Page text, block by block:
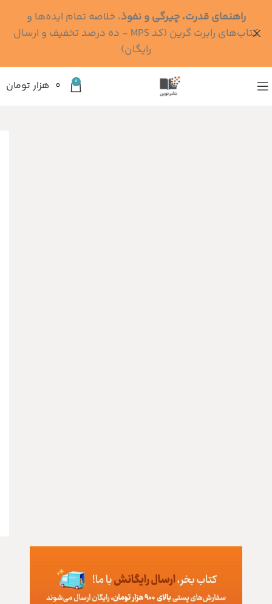
0 ۰ هزار تومان
راهنمای قدرت، چیرگی و نفوذ، خلاصه تمام ایده‌ها و
کتاب‌های رابرت گرین (کد MPS - ده درصد تخفیف و ارسال
رایگان)